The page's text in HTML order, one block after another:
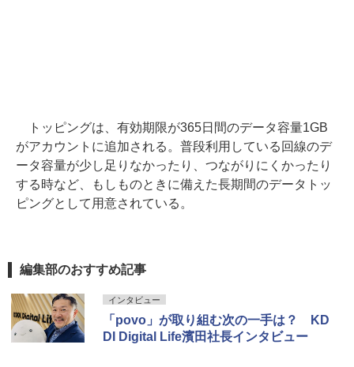
トッピングは、有効期限が365日間のデータ容量1GB
がアカウントに追加される。普段利用している回線のデ
ータ容量が少し足りなかったり、つながりにくかったり
する時など、もしものときに備えた長期間のデータトッ
ピングとして用意されている。
編集部のおすすめ記事
インタビュー
「povo」が取り組む次の一手は？ KD
DI Digital Life濱田社長インタビュー